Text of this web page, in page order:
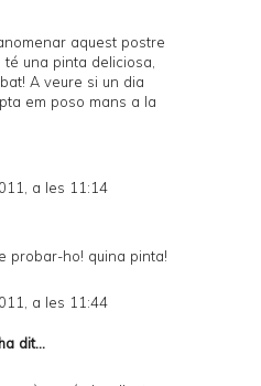
aquest postre
una pinta deliciosa,
A veure si un dia
em poso mans a la
a les 11:14
probar-ho! quina pinta!
a les 11:44
ha dit...